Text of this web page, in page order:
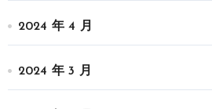
2024 年 4 月
2024 年 3 月